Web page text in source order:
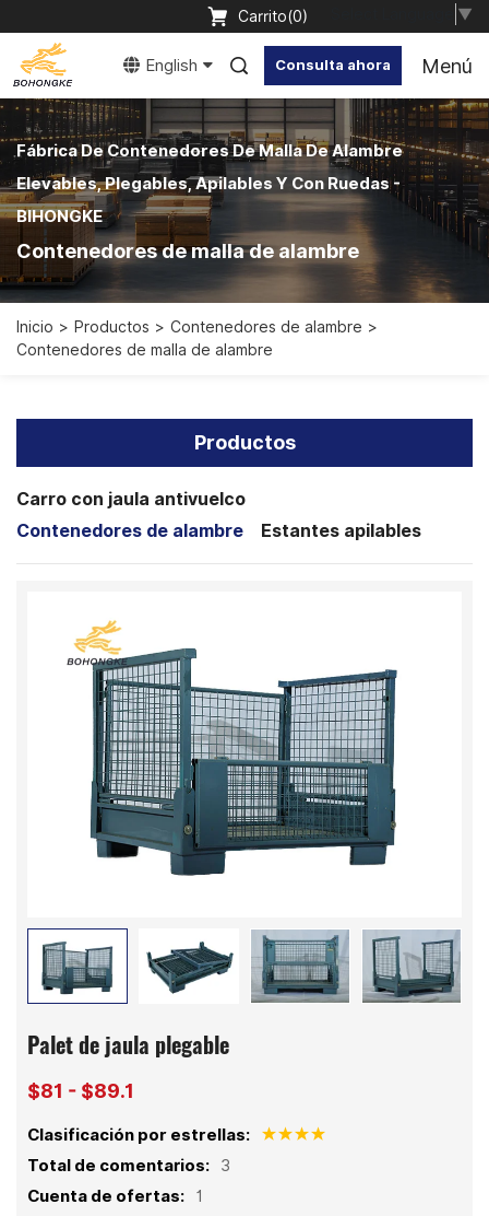
▼
Carrito(0)
Consulta ahora
English Menú
Fábrica De Contenedores De Malla De Alambre
Elevables, Plegables, Apilables Y Con Ruedas -
BIHONGKE
Contenedores de malla de alambre
Inicio Productos
Contenedores de alambre
Contenedores de malla de alambre
Productos
Carro con jaula antivuelco
Contenedores de alambre
Estantes apilables
Palet de jaula plegable
$81 - $89.1
Clasificación por estrellas:
Total de comentarios: 3
Cuenta de ofertas: 1